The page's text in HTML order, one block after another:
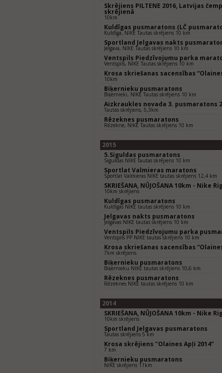
Skrējiens PILTENE 2016, Latvijas
skrējienā
10km
Kuldīgas pusmaratons (LČ
Kuldīga, NIKE Tautas skrējiens 10 km
Sportland Jelgavas nakts
Jelgava, NIKE Tautas skrējiens 10 km
Ventspils Piedzīvojumu parka
Ventspils, NIKE Tautas skrējiens 10 km
Krosa skriešanas sacensības
10km
Biķernieku pusmaratons
Biķernieki, NIKE Tautas skrējiens 10 km
Aizkraukles novada 3. pusmaratons
Tautas skrējiens, 5,3km
Rēzeknes pusmaratons
Rēzekne, NIKE Tautas skrējiens 10 km
2015
5.Siguldas pusmaratons
Siguldas NIKE tautas skrējiens 10 km
Sportlat Valmieras maratons
Sportlat Valmieras NIKE tautas skrējiens 12,4 km
SKRIEŠANA, NŪJOŠANA 10km - Nike
10km skrējiens
Kuldīgas pusmaratons
Kuldīgas NIKE tautas skrējiens 10 km
Jelgavas nakts pusmaratons
Jelgavas NIKE tautas skrējiens 10 km
Ventspils Piedzīvojumu parka
Ventspils PP NIKE tautas skrējiens 10 km
Krosa skriešanas sacensības
7km skrējiens
Biķernieku pusmaratons
Biķernieku NIKE tautas skrējiens 10,6 km
Rēzeknes pusmaratons
Rēzeknes NIKE tautas skrējiens 10 km
2014
SKRIEŠANA, NŪJOŠANA 10km - Nike
10km skrējiens
Sportland Jelgavas pusmaratons
Tautas skrējiens 5 km
Krosa skrējiens "Olaines Apļi 2014"
7 km
Biķernieku pusmaratons
NIKE skrējiens 11km